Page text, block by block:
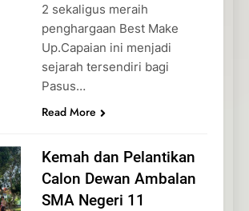
2 sekaligus meraih
penghargaan Best Make
Up.Capaian ini menjadi
sejarah tersendiri bagi
Pasus…
Read More
Kemah dan Pelantikan
Calon Dewan Ambalan
SMA Negeri 11